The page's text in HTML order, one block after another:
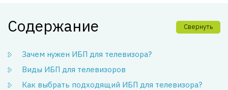
Содержание Свернуть
Зачем нужен ИБП для телевизора?
Виды ИБП для телевизоров
Как выбрать подходящий ИБП для телевизора?